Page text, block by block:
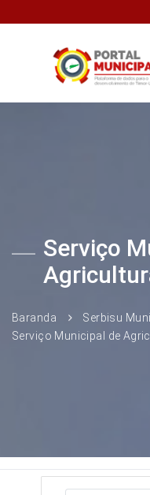
Serviço
Baranda
Serbisu
Serviço Municipal de